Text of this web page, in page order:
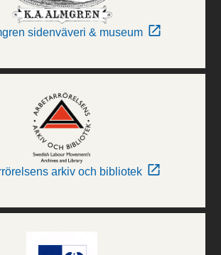
sidenväveri & museum
arkiv och bibliotek